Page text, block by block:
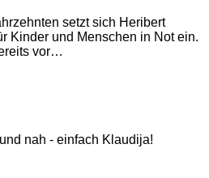
setzt sich Heribert
Kinder und Menschen in Not ein.
vor…
nah - einfach Klaudija!